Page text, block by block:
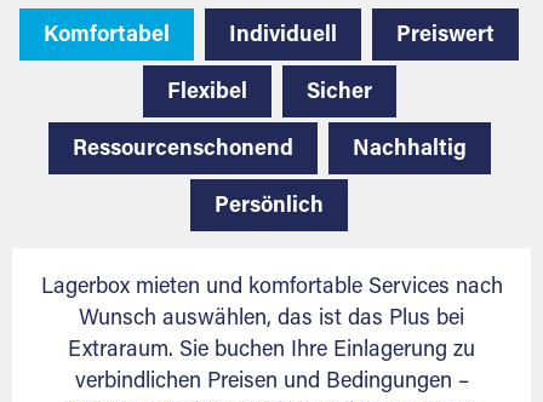
Komfortabel Individuell Preiswert
Flexibel Sicher
Ressourcenschonend Nachhaltig
Persönlich
Lagerbox mieten und komfortable Services nach
Wunsch auswählen, das ist das Plus bei
Extraraum. Sie buchen Ihre Einlagerung zu
verbindlichen Preisen und Bedingungen –